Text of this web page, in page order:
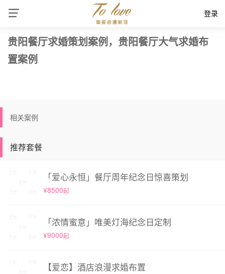
登录
贵阳餐厅求婚策划案例，贵阳餐厅大气求婚布
置案例
相关案例
推荐套餐
「爱心永恒」餐厅周年纪念日惊喜策划
¥8500起
「浓情蜜意」唯美灯海纪念日定制
¥9000起
【爱恋】酒店浪漫求婚布置